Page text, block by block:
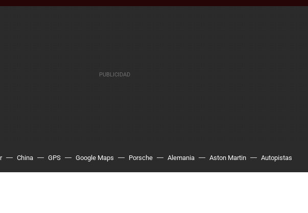
China GPS Google Maps Porsche Alemania Aston Martin Autopistas